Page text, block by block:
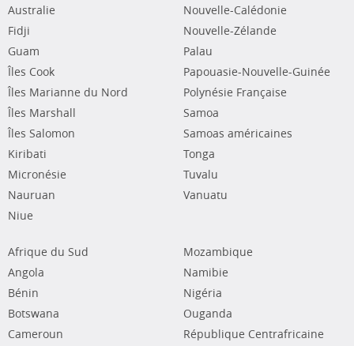
Australie
Fidji
Guam
Îles Cook
Îles Marianne du Nord
Îles Marshall
Îles Salomon
Kiribati
Micronésie
Nauruan
Niue
Nouvelle-Calédonie
Nouvelle-Zélande
Palau
Papouasie-Nouvelle-Guinée
Polynésie Française
Samoa
Samoas américaines
Tonga
Tuvalu
Vanuatu
Afrique du Sud
Angola
Bénin
Botswana
Cameroun
Mozambique
Namibie
Nigéria
Ouganda
République Centrafricaine